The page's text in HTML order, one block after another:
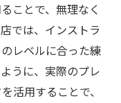
ことで、無理なく
では、インストラ
レベルに合った練
うに、実際のプレ
活用することで、